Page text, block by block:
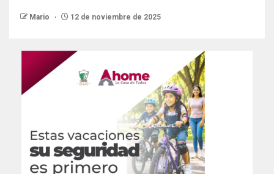
Mario 12 de noviembre de 2025